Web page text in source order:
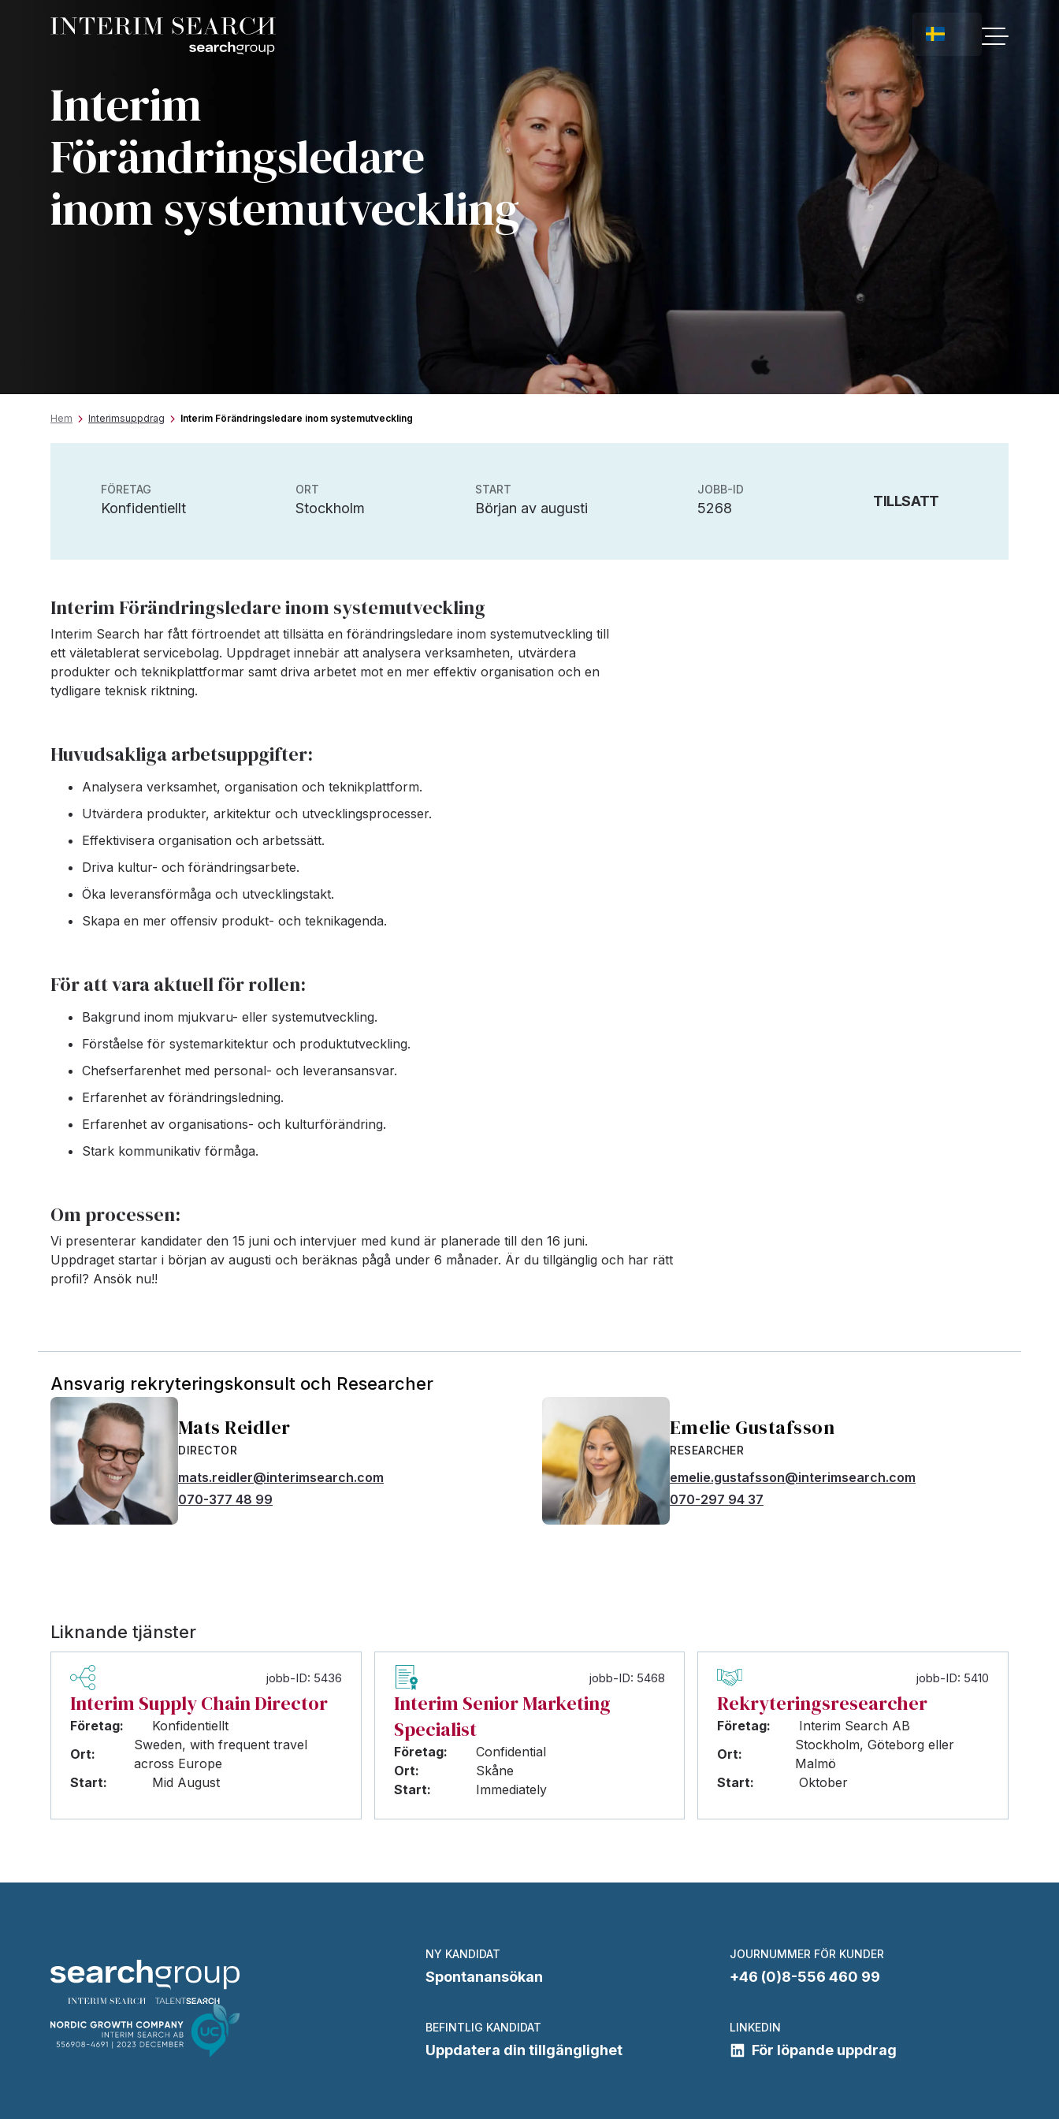
Interim
Förändringsledare
inom systemutveckling
Hem Interimsuppdrag Interim Förändringsledare inom systemutveckling
FÖRETAG
Konfidentiellt
ORT
Stockholm
START
Början av augusti
JOBB-ID
5268 TILLSATT
Interim Förändringsledare inom systemutveckling
Interim Search har fått förtroendet att tillsätta en förändringsledare inom systemutveckling till
ett väletablerat servicebolag. Uppdraget innebär att analysera verksamheten, utvärdera
produkter och teknikplattformar samt driva arbetet mot en mer effektiv organisation och en
tydligare teknisk riktning. ​
Huvudsakliga arbetsuppgifter:
Analysera verksamhet, organisation och teknikplattform.
Utvärdera produkter, arkitektur och utvecklingsprocesser.
Effektivisera organisation och arbetssätt.
Driva kultur- och förändringsarbete.
Öka leveransförmåga och utvecklingstakt.
Skapa en mer offensiv produkt- och teknikagenda.
För att vara aktuell för rollen:
Bakgrund inom mjukvaru- eller systemutveckling.
Förståelse för systemarkitektur och produktutveckling.
Chefserfarenhet med personal- och leveransansvar.
Erfarenhet av förändringsledning.
Erfarenhet av organisations- och kulturförändring.
Stark kommunikativ förmåga.
Om processen:
Vi presenterar kandidater den 15 juni och intervjuer med kund är planerade till den 16 juni.
Uppdraget startar i början av augusti och beräknas pågå under 6 månader. Är du tillgänglig och har rätt
profil? Ansök nu!!
Ansvarig rekryteringskonsult och Researcher
Mats Reidler
DIRECTOR
mats.reidler@interimsearch.com
070-377 48 99
Emelie Gustafsson
RESEARCHER
emelie.gustafsson@interimsearch.com
070-297 94 37
Liknande tjänster
jobb-ID: 5436
Interim Supply Chain Director
Företag:
Konfidentiellt
Ort:
Sweden, with frequent travel
across Europe
Start:
Mid August
jobb-ID: 5468
Interim Senior Marketing
Specialist
Företag:
Confidential
Ort:
Skåne
Start:
Immediately
jobb-ID: 5410
Rekryteringsresearcher
Företag:
Interim Search AB
Ort:
Stockholm, Göteborg eller
Malmö
Start:
Oktober
NY KANDIDAT
Spontanansökan
JOURNUMMER FÖR KUNDER
+46 (0)8-556 460 99
BEFINTLIG KANDIDAT
Uppdatera din tillgänglighet
LINKEDIN
För löpande uppdrag